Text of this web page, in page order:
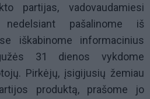
partijas, vadovaudamiesi
nedelsiant pašalinome iš
iškabinome informacinius
31 dienos vykdome
Pirkėjų, įsigijusių žemiau
produktą, prašome jo